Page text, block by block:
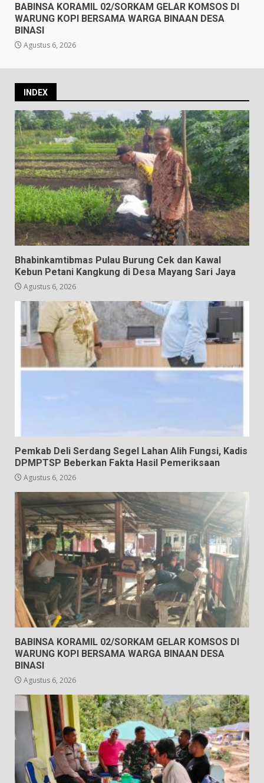
BABINSA KORAMIL 02/SORKAM GELAR KOMSOS DI
WARUNG KOPI BERSAMA WARGA BINAAN DESA
BINASI
Agustus 6, 2026
INDEX
Bhabinkamtibmas Pulau Burung Cek dan Kawal
Kebun Petani Kangkung di Desa Mayang Sari Jaya
Agustus 6, 2026
Pemkab Deli Serdang Segel Lahan Alih Fungsi, Kadis
DPMPTSP Beberkan Fakta Hasil Pemeriksaan
Agustus 6, 2026
BABINSA KORAMIL 02/SORKAM GELAR KOMSOS DI
WARUNG KOPI BERSAMA WARGA BINAAN DESA
BINASI
Agustus 6, 2026